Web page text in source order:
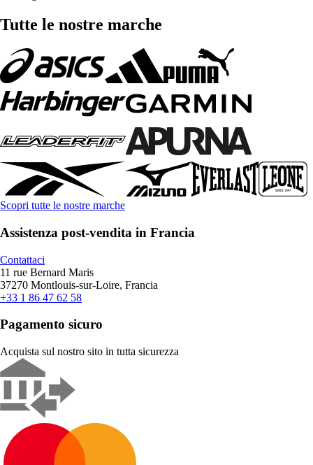
Tutte le nostre marche
Scopri tutte le nostre marche
Assistenza post-vendita in Francia
Contattaci
11 rue Bernard Maris
37270 Montlouis-sur-Loire, Francia
+33 1 86 47 62 58
Pagamento sicuro
Acquista sul nostro sito in tutta sicurezza